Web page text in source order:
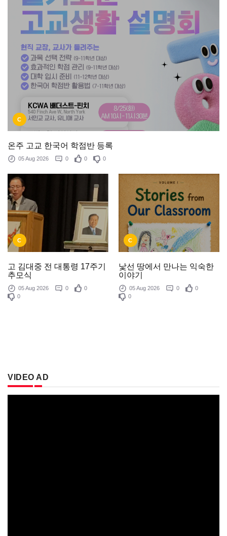
C
온주 고교 한국어 학점반 등록
05 Aug 2026 0 0 0
C
고 김대중 전 대통령 17주기
추모식
05 Aug 2026 0
0
0
C
낯선 땅에서 만나는 익숙한
이야기
05 Aug 2026 0
0
0
VIDEO AD